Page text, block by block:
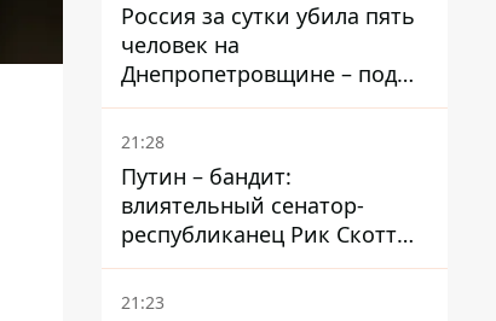
Россия за сутки убила пять
человек на
Днепропетровщине – под
ударами оказались пять
районов области
21:28
Путин – бандит:
влиятельный сенатор-
республиканец Рик Скотт
призвал Конгресс привлечь
РФ к ответственности за
21:23